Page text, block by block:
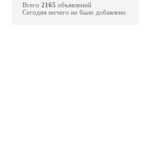
Всего 2165 объявлений
Сегодня ничего не было добавлено